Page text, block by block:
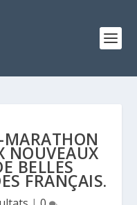
MARATHON
NOUVEAUX
BELLES
FRANÇAIS.